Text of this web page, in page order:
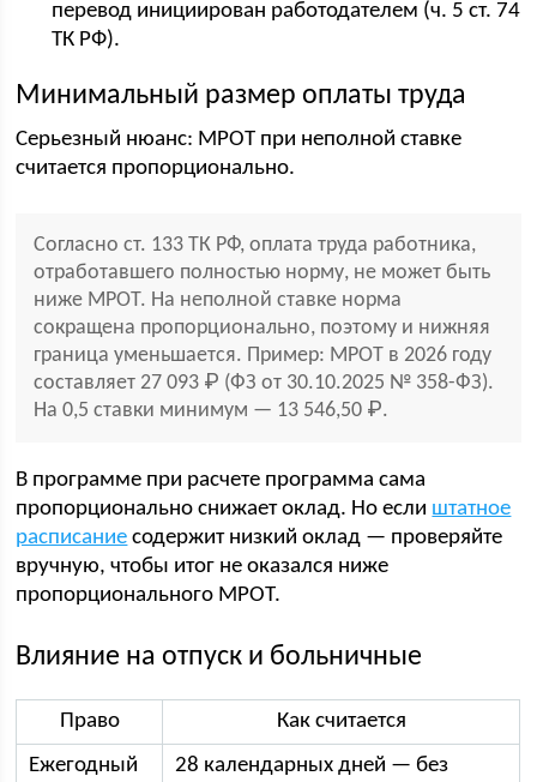
перевод инициирован работодателем (ч. 5 ст. 74
ТК РФ).
Минимальный размер оплаты труда
Серьезный нюанс: МРОТ при неполной ставке
считается пропорционально.
Согласно ст. 133 ТК РФ, оплата труда работника,
отработавшего полностью норму, не может быть
ниже МРОТ. На неполной ставке норма
сокращена пропорционально, поэтому и нижняя
граница уменьшается. Пример: МРОТ в 2026 году
составляет 27 093 ₽ (ФЗ от 30.10.2025 № 358-ФЗ).
На 0,5 ставки минимум — 13 546,50 ₽.
В программе при расчете программа сама
пропорционально снижает оклад. Но если штатное
расписание содержит низкий оклад — проверяйте
вручную, чтобы итог не оказался ниже
пропорционального МРОТ.
Влияние на отпуск и больничные
Право
Как считается
Ежегодный
28 календарных дней — без